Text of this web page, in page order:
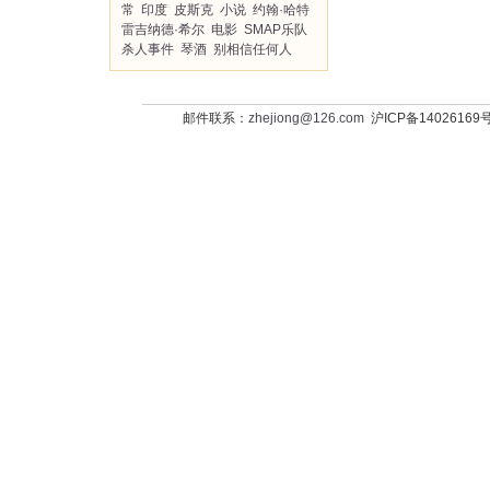
常 印度 皮斯克 小说 约翰·哈特
雷吉纳德·希尔 电影 SMAP乐队
杀人事件 琴酒 别相信任何人
邮件联系： zhejiong@126.com沪ICP备14026169